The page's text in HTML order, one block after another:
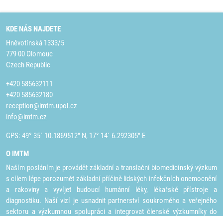
KDE NÁS NAJDETE
Hněvotínská 1333/5
779 00 Olomouc
Czech Republic
+420 585632111
+420 585632180
reception@imtm.upol.cz
info@imtm.cz
GPS: 49° 35´ 10.1869512" N, 17° 14´ 6.292305" E
O IMTM
Naším posláním je provádět základní a translační biomedicínský výzkum
s cílem lépe porozumět základní příčině lidských infekčních onemocnění
a rakoviny a vyvíjet budoucí humánní léky, lékařské přístroje a
diagnostiku. Naší vizí je usnadnit partnerství soukromého a veřejného
sektoru a výzkumnou spolupráci a integrovat členské výzkumníky do